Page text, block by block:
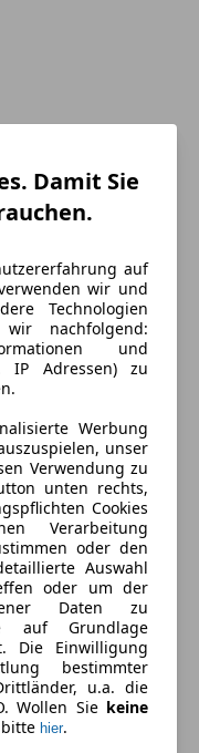
Damit Sie
auf
wir und
Technologien
nachfolgend:
und
IP Adressen) zu
Werbung
unser
Verwendung zu
unten rechts,
Cookies
Verarbeitung
oder den
Auswahl
oder um der
Daten zu
auf Grundlage
Die Einwilligung
bestimmter
u.a. die
Wollen Sie keine
hier.